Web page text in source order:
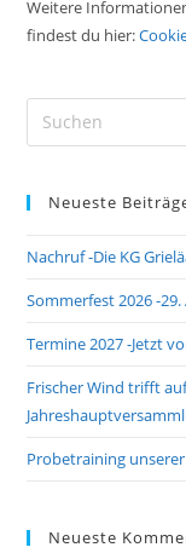
Weitere
findest du hier:
Neueste
Nachruf -Die KG
Sommerfest 2026 -
Termine 2027 -Jetzt
Frischer Wind trifft
Probetraining
Neueste